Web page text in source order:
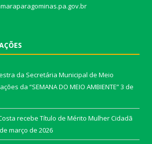
da Secretária Municipal de Meio
da “SEMANA DO MEIO AMBIENTE”3 de
recebe Título de Mérito Mulher Cidadã
março de 2026